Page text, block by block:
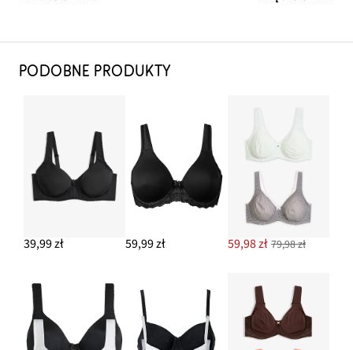
PODOBNE PRODUKTY
39,99 zł 59,99 zł 59,98 zł 79,98 zł